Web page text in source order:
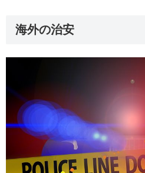
海外の治安